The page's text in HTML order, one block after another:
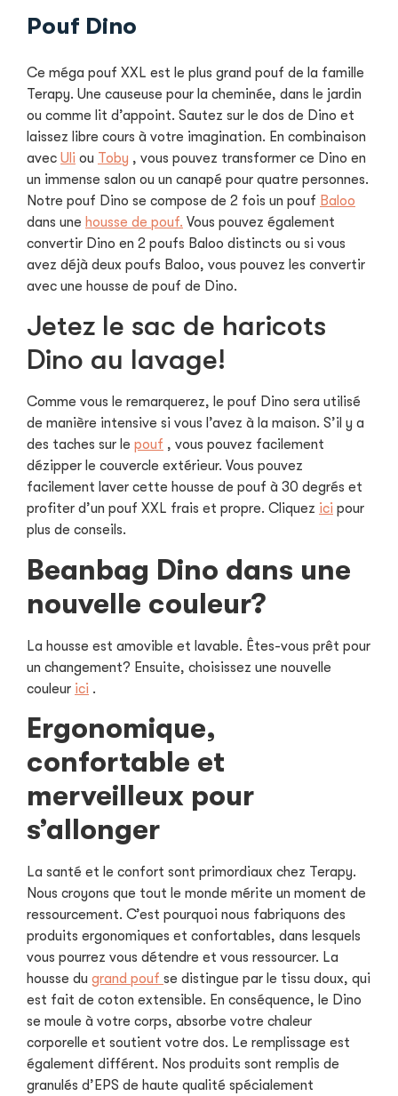
Pouf Dino
Ce méga pouf XXL est le plus grand pouf de la famille
Terapy. Une causeuse pour la cheminée, dans le jardin
ou comme lit d’appoint. Sautez sur le dos de Dino et
laissez libre cours à votre imagination. En combinaison
avec Uli ou Toby , vous pouvez transformer ce Dino en
un immense salon ou un canapé pour quatre personnes.
Notre pouf Dino se compose de 2 fois un pouf Baloo
dans une housse de pouf. Vous pouvez également
convertir Dino en 2 poufs Baloo distincts ou si vous
avez déjà deux poufs Baloo, vous pouvez les convertir
avec une housse de pouf de Dino.
Jetez le sac de haricots
Dino au lavage!
Comme vous le remarquerez, le pouf Dino sera utilisé
de manière intensive si vous l’avez à la maison. S’il y a
des taches sur le pouf , vous pouvez facilement
dézipper le couvercle extérieur. Vous pouvez
facilement laver cette housse de pouf à 30 degrés et
profiter d’un pouf XXL frais et propre. Cliquez ici pour
plus de conseils.
Beanbag Dino dans une
nouvelle couleur?
La housse est amovible et lavable. Êtes-vous prêt pour
un changement? Ensuite, choisissez une nouvelle
couleur ici .
Ergonomique,
confortable et
merveilleux pour
s’allonger
La santé et le confort sont primordiaux chez Terapy.
Nous croyons que tout le monde mérite un moment de
ressourcement. C’est pourquoi nous fabriquons des
produits ergonomiques et confortables, dans lesquels
vous pourrez vous détendre et vous ressourcer. La
housse du grand pouf se distingue par le tissu doux, qui
est fait de coton extensible. En conséquence, le Dino
se moule à votre corps, absorbe votre chaleur
corporelle et soutient votre dos. Le remplissage est
également différent. Nos produits sont remplis de
granulés d’EPS de haute qualité spécialement